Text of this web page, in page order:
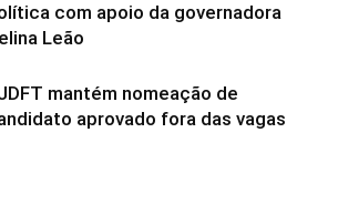
com apoio da governadora
Leão
mantém nomeação de
aprovado fora das vagas